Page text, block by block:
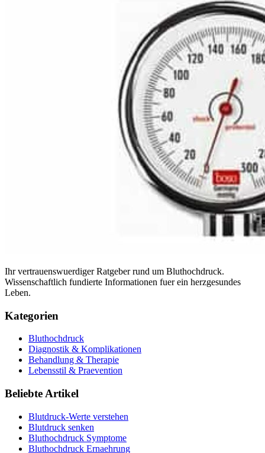
Ihr vertrauenswuerdiger Ratgeber rund um Bluthochdruck.
Wissenschaftlich fundierte Informationen fuer ein herzgesundes
Leben.
Kategorien
Bluthochdruck
Diagnostik & Komplikationen
Behandlung & Therapie
Lebensstil & Praevention
Beliebte Artikel
Blutdruck-Werte verstehen
Blutdruck senken
Bluthochdruck Symptome
Bluthochdruck Ernaehrung